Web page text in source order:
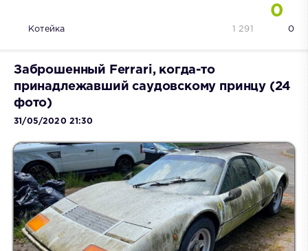
0
Котейка 0
1 291
Заброшенный Ferrari, когда-то
принадлежавший саудовскому принцу (24
фото)
31/05/2020 21:30